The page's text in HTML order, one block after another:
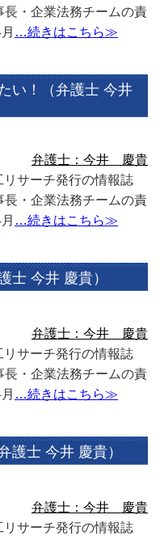
長・企業法務チームの責
…続きはこちら≫
い！（弁護士 今井
弁護士：今井 慶貴
サーチ発行の情報誌
長・企業法務チームの責
…続きはこちら≫
士 今井 慶貴）
弁護士：今井 慶貴
サーチ発行の情報誌
長・企業法務チームの責
…続きはこちら≫
護士 今井 慶貴）
弁護士：今井 慶貴
サーチ発行の情報誌